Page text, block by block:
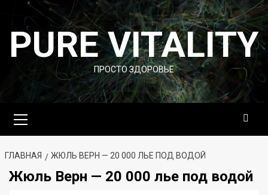
Перейти
содержимому
PURE VITALITY
ПРОСТО ЗДОРОВЬЕ
меню
ГЛАВНАЯ ЖЮЛЬ ВЕРН — 20 000 ЛЬЕ ПОД ВОДОЙ
Жюль Верн — 20 000 лье под водой